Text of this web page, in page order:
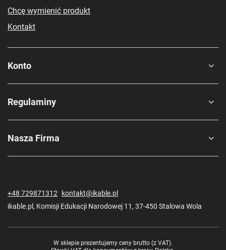
Chcę wymienić produkt
Kontakt
Konto
Regulaminy
Nasza Firma
+48 729871312
kontakt@ikable.pl
ikable.pl , Komisji Edukacji Narodowej 11 , 37-450 Stalowa Wola
W sklepie prezentujemy ceny brutto (z VAT).